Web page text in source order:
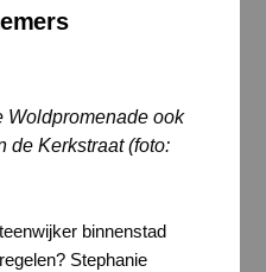
Woldpromenade ook
de Kerkstraat (foto:
binnenstad
Stephanie